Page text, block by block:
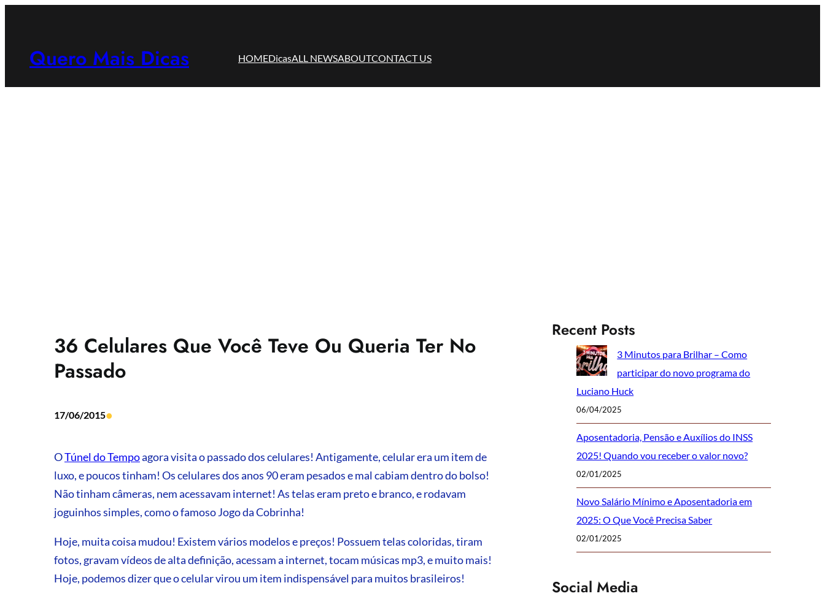
conteúdo
Quero Mais Dicas HOMEDicasALL NEWSABOUTCONTACT US
36 Celulares Que Você Teve Ou Queria Ter No
Passado
17/06/2015•
OTúnel do Tempoagora visita o passado dos celulares! Antigamente, celular era um item de
luxo, e poucos tinham! Os celulares dos anos 90 eram pesados e mal cabiam dentro do bolso!
Não tinham câmeras, nem acessavam internet! As telas eram preto e branco, e rodavam
joguinhos simples, como o famoso Jogo da Cobrinha!
Hoje, muita coisa mudou! Existem vários modelos e preços! Possuem telas coloridas, tiram
fotos, gravam vídeos de alta definição, acessam a internet, tocam músicas mp3, e muito mais!
Hoje, podemos dizer que o celular virou um item indispensável para muitos brasileiros!
Recent Posts
3 Minutos para Brilhar – Como
participar do novo programa do
Luciano Huck
06/04/2025
Aposentadoria, Pensão e Auxílios do INSS
2025! Quando vou receber o valor novo?
02/01/2025
Novo Salário Mínimo e Aposentadoria em
2025: O Que Você Precisa Saber
02/01/2025
Social Media